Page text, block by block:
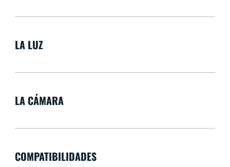
LA LUZ
LA CÁMARA
COMPATIBILIDADES